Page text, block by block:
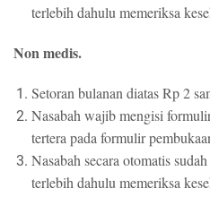
terlebih dahulu memeriksa
Non medis.
Setoran bulanan diatas Rp 2
Nasabah wajib mengisi
tertera pada formulir
Nasabah secara otomatis
terlebih dahulu memeriksa